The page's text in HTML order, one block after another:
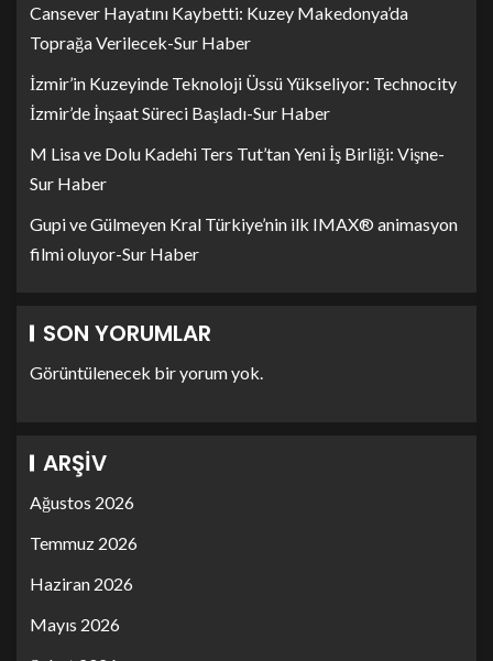
Cansever Hayatını Kaybetti: Kuzey Makedonya’da
Toprağa Verilecek-Sur Haber
İzmir’in Kuzeyinde Teknoloji Üssü Yükseliyor: Technocity
İzmir’de İnşaat Süreci Başladı-Sur Haber
M Lisa ve Dolu Kadehi Ters Tut’tan Yeni İş Birliği: Vişne-
Sur Haber
Gupi ve Gülmeyen Kral Türkiye’nin ilk IMAX® animasyon
filmi oluyor-Sur Haber
SON YORUMLAR
Görüntülenecek bir yorum yok.
ARŞIV
Ağustos 2026
Temmuz 2026
Haziran 2026
Mayıs 2026